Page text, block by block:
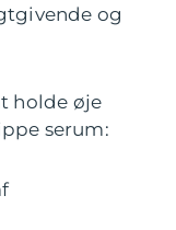
og
holde øje
serum: